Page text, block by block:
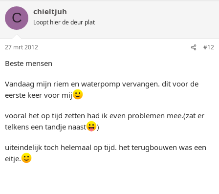
C chieltjuh
Loopt hier de deur plat
27 mrt 2012 #12
Beste mensen
Vandaag mijn riem en waterpomp vervangen. dit voor de
eerste keer voor mij
vooral het op tijd zetten had ik even problemen mee.(zat er
telkens een tandje naast
)
uiteindelijk toch helemaal op tijd. het terugbouwen was een
eitje.